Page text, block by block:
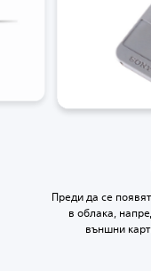
Преди да се
в облака,
външни